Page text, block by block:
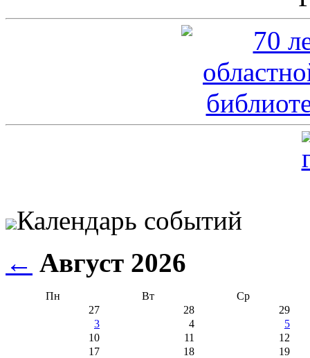
Календарь событий
← Август 2026
Пн Вт
Ср
27
28
29
3
4
5
10
11
12
17
18
19